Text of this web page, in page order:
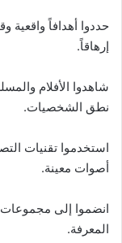
حددوا أهدافاً واقعية
إرهاقاً.
شاهدوا الأفلام
نطق الشخصيات.
استخدموا تقنيات
أصوات معينة.
انضموا إلى مجموعات
المعرفة.